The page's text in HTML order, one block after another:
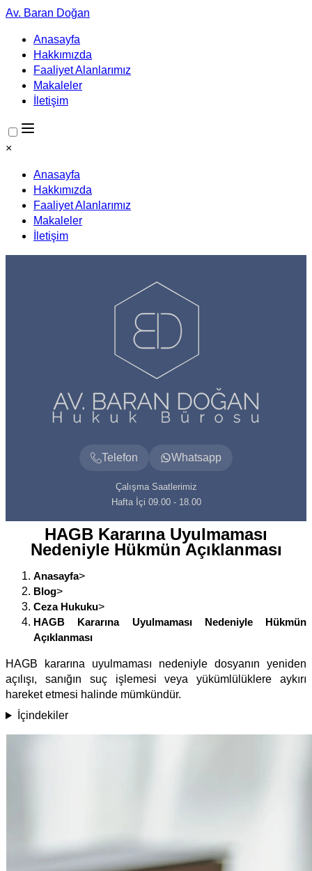
Av. Baran Doğan
Anasayfa
Hakkımızda
Faaliyet Alanlarımız
Makaleler
İletişim
×
Anasayfa
Hakkımızda
Faaliyet Alanlarımız
Makaleler
İletişim
Telefon Whatsapp
Çalışma Saatlerimiz
Hafta İçi 09.00 - 18.00
HAGB Kararına Uyulmaması
Nedeniyle Hükmün Açıklanması
Anasayfa>
Blog>
Ceza Hukuku>
HAGB Kararına Uyulmaması Nedeniyle Hükmün
Açıklanması
HAGB kararına uyulmaması nedeniyle dosyanın yeniden
açılışı, sanığın suç işlemesi veya yükümlülüklere aykırı
hareket etmesi halinde mümkündür.
İçindekiler